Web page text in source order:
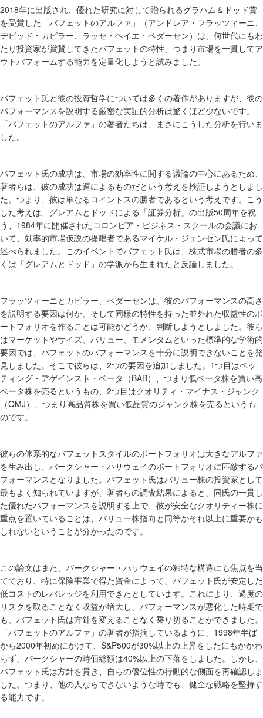
2018年に出版され、優れた研究に対して贈られるグラハム＆ドッド賞
を受賞した「バフェットのアルファ」（アンドレア・フラッツィーニ、
デビッド・カビラー、ラッセ・ヘイエ・ペダーセン）は、何世代にもわ
たり投資家が賞賛してきたバフェットの特性、つまり市場を一貫してア
ウトパフォームする能力を定量化しようと試みました。
バフェット氏と彼の投資哲学については多くの著作がありますが、彼の
パフォーマンスを説明する厳密な実証的分析は驚くほど少ないです。
「バフェットのアルファ」の著者たちは、まさにこうした分析を行いま
した。
バフェット氏の成功は、市場の効率性に関する議論の中心にあるため、
著者らは、彼の成功は運によるものだという考えを検証しようとしまし
た。つまり、彼は単なるコイントスの勝者であるという考えです。こう
した考えは、グレアムとドッドによる「証券分析」の出版50 周年を祝
う、 1984年に開催されたコロンビア・ビジネス・スクールの会議にお
いて、効率的市場仮説の提唱者であるマイケル・ジェンセン氏によって
述べられました。このイベントでバフェット氏は、株式市場の勝者の多
くは「グレアムとドッド」の学派から生まれたと反論しました。
フラッツィーニとカビラー、ペダーセンは、彼のパフォーマンスの高さ
を説明する要因は何か、そして同様の特性を持った並外れた収益性のポ
ートフォリオを作ることは可能かどうか、判断しようとしました。彼ら
はマーケットやサイズ、バリュー、モメンタムといった標準的な学術的
要因では、バフェットのパフォーマンスを十分に説明できないことを発
見しました。そこで彼らは、 2つの要因を追加しました。 1 つ目はベッ
ティング・アゲインスト・ベータ（ BAB）、つまり低ベータ株を買い高
ベータ株を売るというもの、 2つ目はクオリティ・マイナス・ジャンク
（QMJ ）、つまり高品質株を買い低品質のジャンク株を売るというも
のです。
彼らの体系的なバフェットスタイルのポートフォリオは大きなアルファ
を生み出し、バークシャー・ハサウェイのポートフォリオに匹敵するパ
フォーマンスとなりました。バフェット氏はバリュー株の投資家として
最もよく知られていますが、著者らの調査結果によると、同氏の一貫し
た優れたパフォーマンスを説明する上で、彼が安全なクオリティー株に
重点を置いていることは、バリュー株指向と同等かそれ以上に重要かも
しれないということが分かったのです。
この論文はまた、バークシャー・ハサウェイの独特な構造にも焦点を当
てており、特に保険事業で得た資金によって、バフェット氏が安定した
低コストのレバレッジを利用できたとしています。これにより、過度の
リスクを取ることなく収益が増大し、パフォーマンスが悪化した時期で
も、バフェット氏は方針を変えることなく乗り切ることができました。
「バフェットのアルファ」の著者が指摘しているように、 1998年半ば
から2000年初めにかけて、 S&P500が30%以上の上昇をしたにもかかわ
らず、バークシャーの時価総額は40%以上の下落をしました。しかし、
バフェット氏は方針を貫き、自らの優位性の行動的な側面を再確認しま
した。つまり、他の人ならできないような時でも、健全な戦略を堅持す
る能力です。